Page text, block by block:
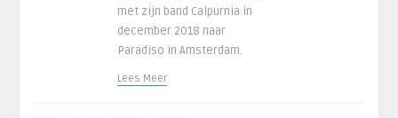
met zijn band Calpurnia in
december 2018 naar
Paradiso in Amsterdam.
Lees Meer